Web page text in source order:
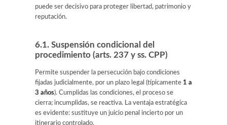
puede ser decisivo para proteger libertad, patrimonio y
reputación.
6.1. Suspensión condicional del
procedimiento (arts. 237 y ss. CPP)
Permite suspender la persecución bajo condiciones
fijadas judicialmente, por un plazo legal (típicamente 1 a
3 años). Cumplidas las condiciones, el proceso se
cierra; incumplidas, se reactiva. La ventaja estratégica
es evidente: sustituye un juicio penal incierto por un
itinerario controlado.